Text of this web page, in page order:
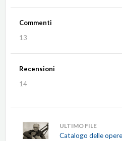
Commenti
13
Recensioni
14
ULTIMO FILE
Catalogo delle